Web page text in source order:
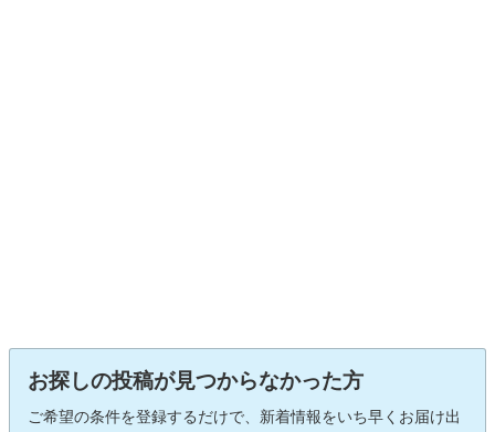
お探しの投稿が見つからなかった方
ご希望の条件を登録するだけで、新着情報をいち早くお届け出